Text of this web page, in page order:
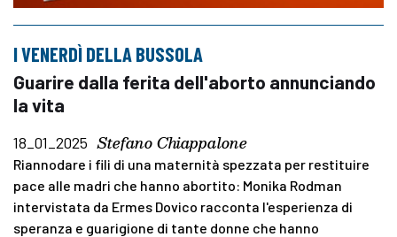
I VENERDÌ DELLA BUSSOLA
Guarire dalla ferita dell'aborto annunciando
la vita
18_01_2025 Stefano Chiappalone
Riannodare i fili di una maternità spezzata per restituire
pace alle madri che hanno abortito: Monika Rodman
intervistata da Ermes Dovico racconta l'esperienza di
speranza e guarigione di tante donne che hanno